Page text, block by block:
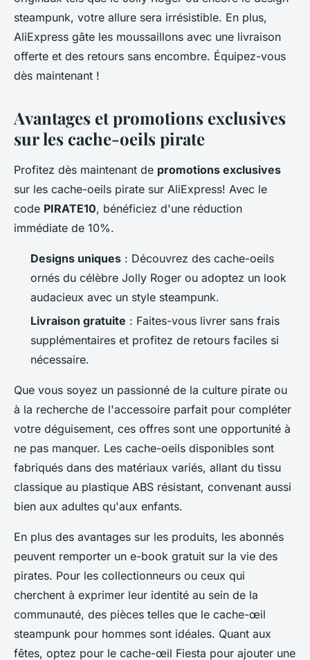
steampunk, votre allure sera irrésistible. En plus,
AliExpress gâte les moussaillons avec une livraison
offerte et des retours sans encombre. Équipez-vous
dès maintenant !
Avantages et promotions exclusives
sur les cache-oeils pirate
Profitez dès maintenant de promotions exclusives
sur les cache-oeils pirate sur AliExpress! Avec le
code PIRATE10, bénéficiez d'une réduction
immédiate de 10%.
Designs uniques : Découvrez des cache-oeils
ornés du célèbre Jolly Roger ou adoptez un look
audacieux avec un style steampunk.
Livraison gratuite : Faites-vous livrer sans frais
supplémentaires et profitez de retours faciles si
nécessaire.
Que vous soyez un passionné de la culture pirate ou
à la recherche de l'accessoire parfait pour compléter
votre déguisement, ces offres sont une opportunité à
ne pas manquer. Les cache-oeils disponibles sont
fabriqués dans des matériaux variés, allant du tissu
classique au plastique ABS résistant, convenant aussi
bien aux adultes qu'aux enfants.
En plus des avantages sur les produits, les abonnés
peuvent remporter un e-book gratuit sur la vie des
pirates. Pour les collectionneurs ou ceux qui
cherchent à exprimer leur identité au sein de la
communauté, des pièces telles que le cache-œil
steampunk pour hommes sont idéales. Quant aux
fêtes, optez pour le cache-œil Fiesta pour ajouter une